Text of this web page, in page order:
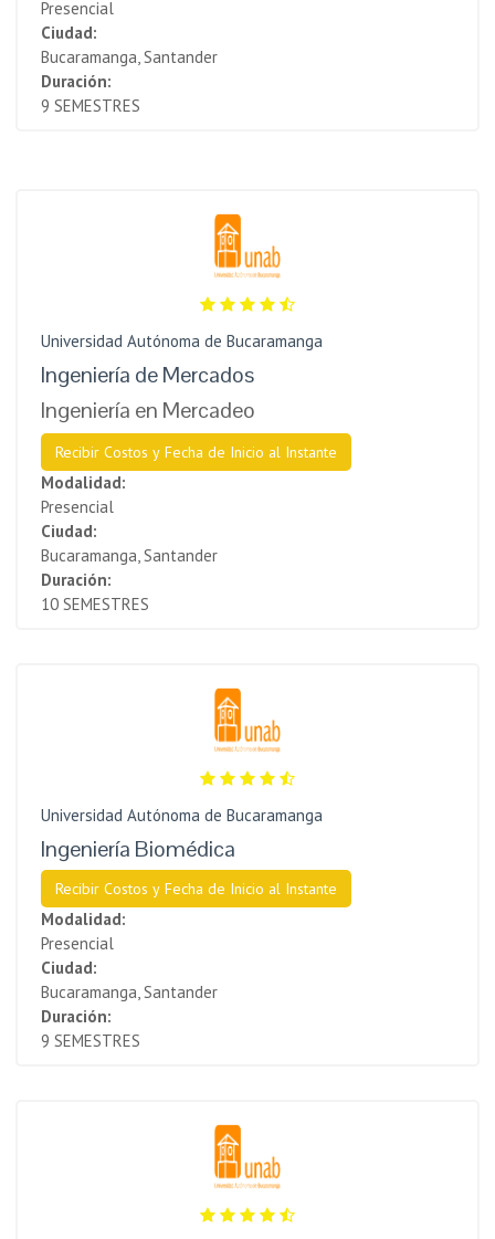
Presencial
Ciudad:
Bucaramanga, Santander
Duración:
9 SEMESTRES
Universidad Autónoma de Bucaramanga
Ingeniería de Mercados
Ingeniería en Mercadeo
Recibir Costos y Fecha de Inicio al Instante
Modalidad:
Presencial
Ciudad:
Bucaramanga, Santander
Duración:
10 SEMESTRES
Universidad Autónoma de Bucaramanga
Ingeniería Biomédica
Recibir Costos y Fecha de Inicio al Instante
Modalidad:
Presencial
Ciudad:
Bucaramanga, Santander
Duración:
9 SEMESTRES